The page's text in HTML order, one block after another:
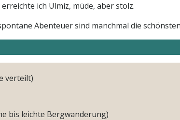
ich Ulmiz, müde, aber stolz.
Abenteuer sind manchmal die
verteilt)
bis leichte Bergwanderung)